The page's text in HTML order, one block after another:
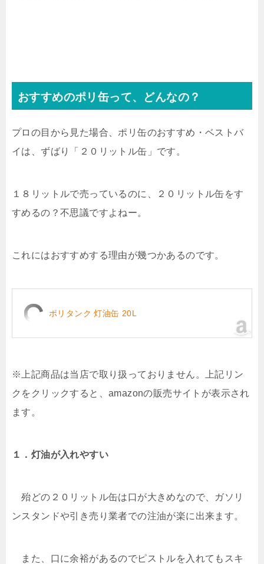
おすすめのポリ缶って、どんなの？
プロの目から見た場合、ポリ缶のおすすめ・ベストバ
イは、ずばり「２０リットル缶」です。
１８リットルで売っているのに、２０リットル缶をす
すめるの？不思議ですよねー。
これにはおすすめする理由が幾つかあるのです。
ポリタンク 灯油缶 20L
※上記商品は当店で取り扱っておりません。上記リン
クをクリックすると、amazonの販売サイトが表示され
ます。
１．灯油が入れやすい
殆どの２０リットル缶は口が大きめなので、ガソリ
ンスタンドや引き売り業者での注油が楽に出来ます。
また、口に余裕があるのでピストルを入れてもスキ